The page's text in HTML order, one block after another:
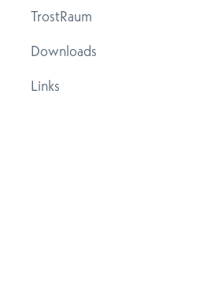
TrostRaum
Downloads
Links